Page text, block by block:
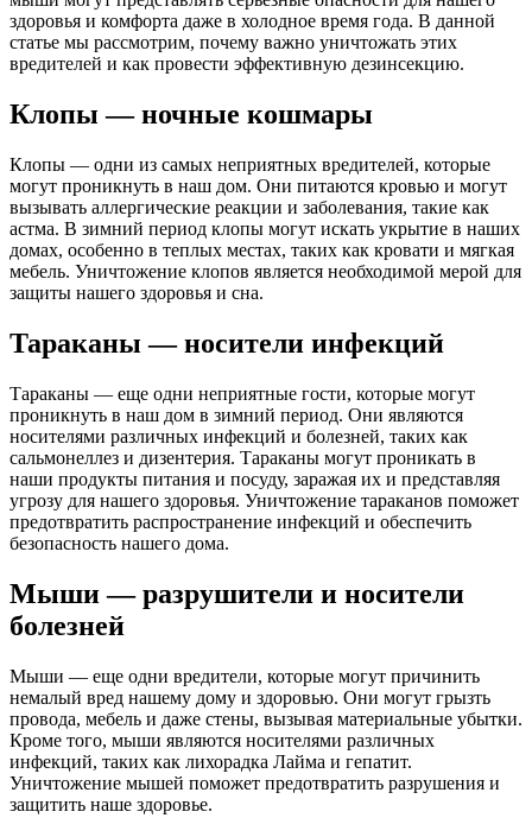
здоровья и комфорта даже в холодное время года. В данной
статье мы рассмотрим, почему важно уничтожать этих
вредителей и как провести эффективную дезинсекцию.
Клопы — ночные кошмары
Клопы — одни из самых неприятных вредителей, которые
могут проникнуть в наш дом. Они питаются кровью и могут
вызывать аллергические реакции и заболевания, такие как
астма. В зимний период клопы могут искать укрытие в наших
домах, особенно в теплых местах, таких как кровати и мягкая
мебель. Уничтожение клопов является необходимой мерой для
защиты нашего здоровья и сна.
Тараканы — носители инфекций
Тараканы — еще одни неприятные гости, которые могут
проникнуть в наш дом в зимний период. Они являются
носителями различных инфекций и болезней, таких как
сальмонеллез и дизентерия. Тараканы могут проникать в
наши продукты питания и посуду, заражая их и представляя
угрозу для нашего здоровья. Уничтожение тараканов поможет
предотвратить распространение инфекций и обеспечить
безопасность нашего дома.
Мыши — разрушители и носители
болезней
Мыши — еще одни вредители, которые могут причинить
немалый вред нашему дому и здоровью. Они могут грызть
провода, мебель и даже стены, вызывая материальные убытки.
Кроме того, мыши являются носителями различных
инфекций, таких как лихорадка Лайма и гепатит.
Уничтожение мышей поможет предотвратить разрушения и
защитить наше здоровье.